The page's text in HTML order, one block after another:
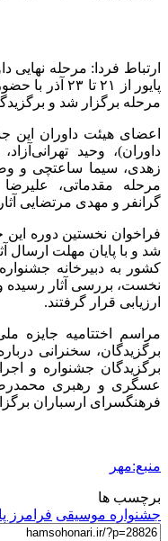
ارتباط فردا: مرحله‌
مرحله برگزار شد و
اعضای هیئت داوران این
داوران)، وحید
زهدی، سیما ساعتچی و
مرحله‌ مقدماتی،
گرانفر و مهدی مرتضایی
فراخوان نخستین دوره‌
کشور به دبیرخانه‌
نخست، بررسی آثار
ارزیابی قرار گرفتند.
مراسم اختتامیه‌ جایزه‌
برگزیدگان، سخنرانی
برگزیدگان جشنواره و
فرهنگسرای ارسباران
منبع:مهر
برچسب ها
جشنواره موسیقی فرامرز